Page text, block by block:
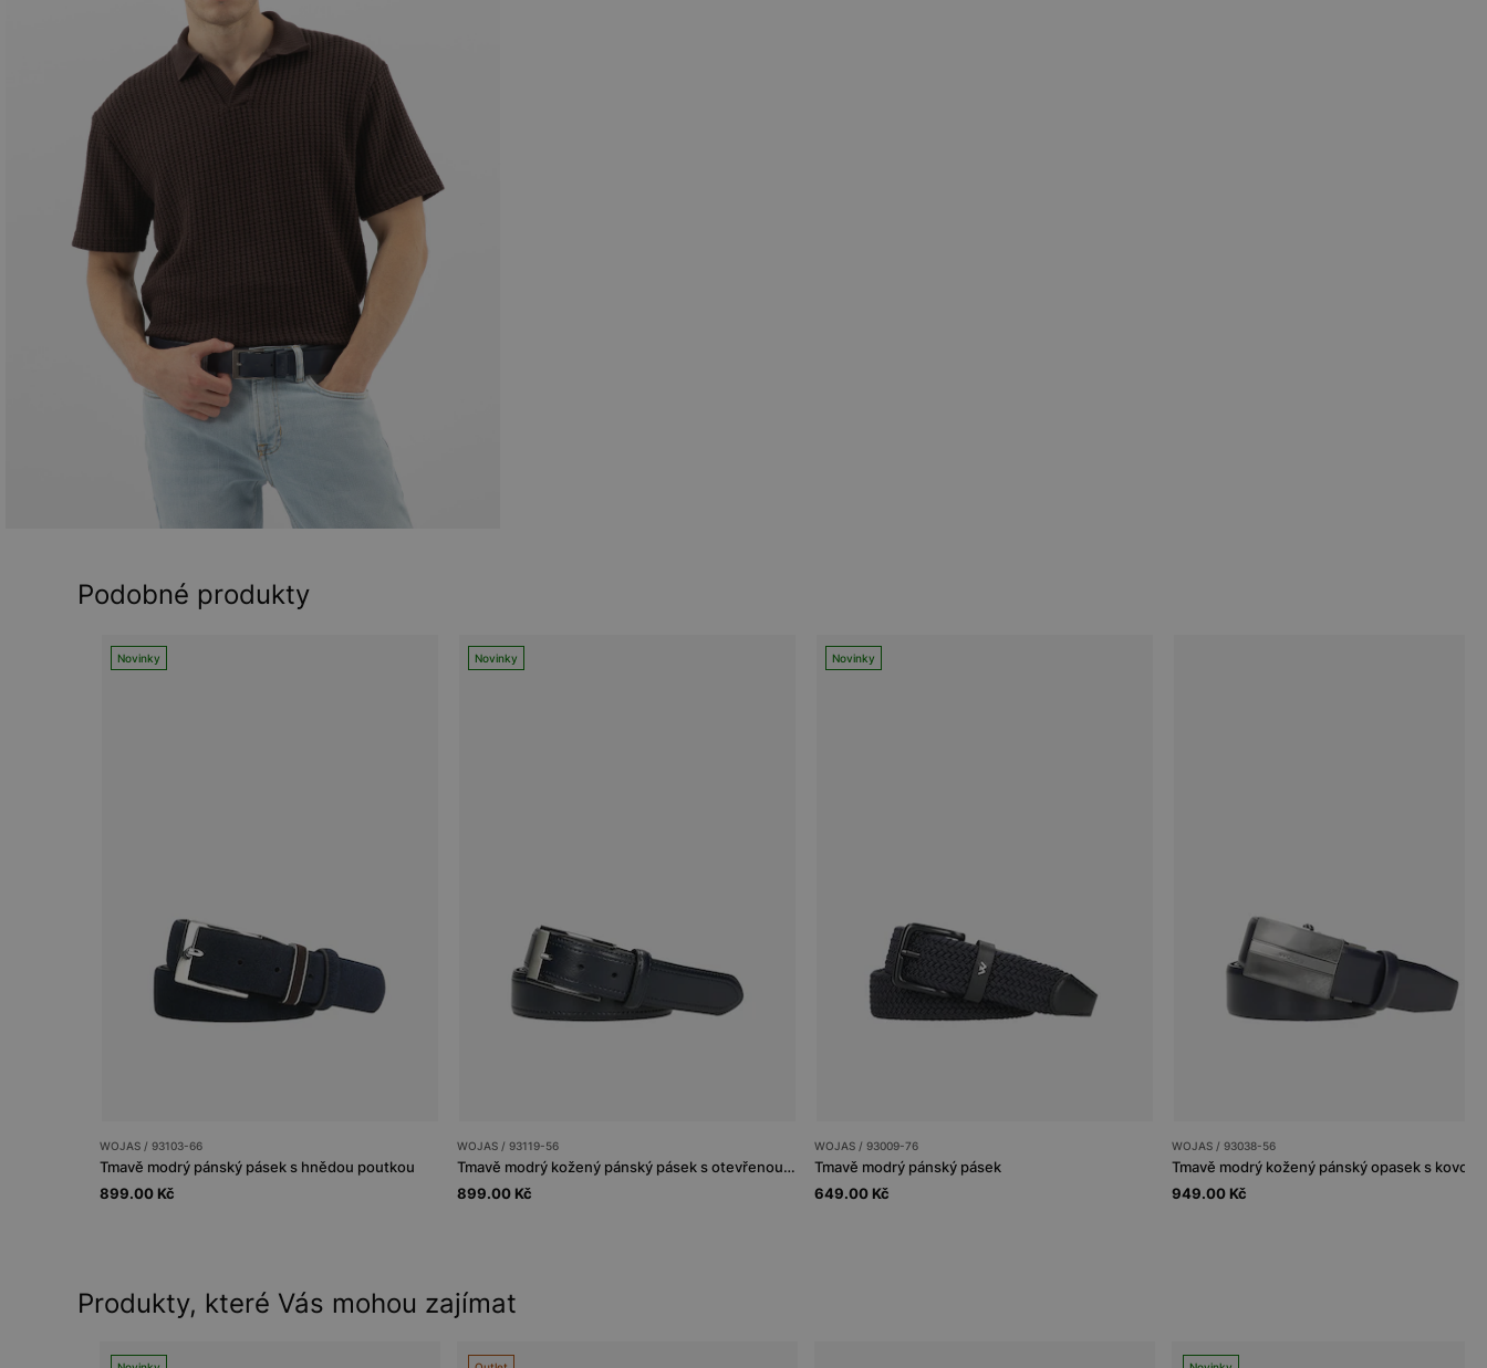
Podobné produkty
Novinky
WOJAS / 93103-66
Tmavě modrý pánský pásek s hnědou poutkou
899.00 Kč
Novinky
WOJAS / 93119-56
Tmavě modrý kožený pánský pásek s otevřenou sponou
899.00 Kč
Novinky
WOJAS / 93009-76
Tmavě modrý pánský pásek
649.00 Kč
WOJAS / 93038-56
949.00 Kč
Produkty, které Vás mohou zajímat